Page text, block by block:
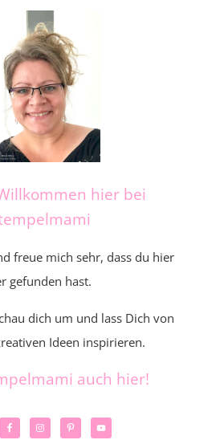
hier bei
freue mich sehr, dass du hier
gefunden hast.
dich um und lass Dich von
Ideen inspirieren.
auch hier!